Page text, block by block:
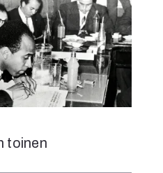
toinen